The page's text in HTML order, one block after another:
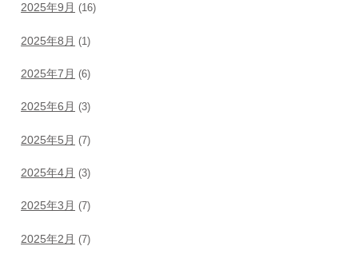
2025年9月 (16)
2025年8月 (1)
2025年7月 (6)
2025年6月 (3)
2025年5月 (7)
2025年4月 (3)
2025年3月 (7)
2025年2月 (7)